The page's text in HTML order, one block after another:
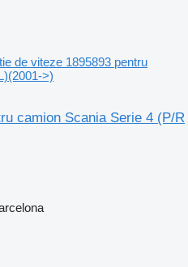
de viteze 1895893 pentru
>)
camion Scania Serie 4 (P/R